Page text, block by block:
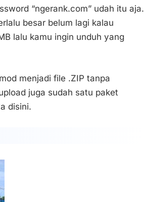
“ngerank.com” udah itu aja.
besar belum lagi kalau
lalu kamu ingin unduh yang
menjadi file .ZIP tanpa
juga sudah satu paket
disini.